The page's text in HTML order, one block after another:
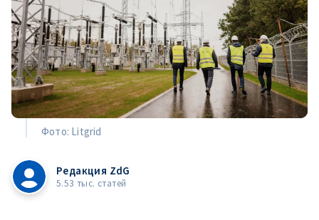
Фото: Litgrid
Редакция ZdG
5.53 тыс. статей